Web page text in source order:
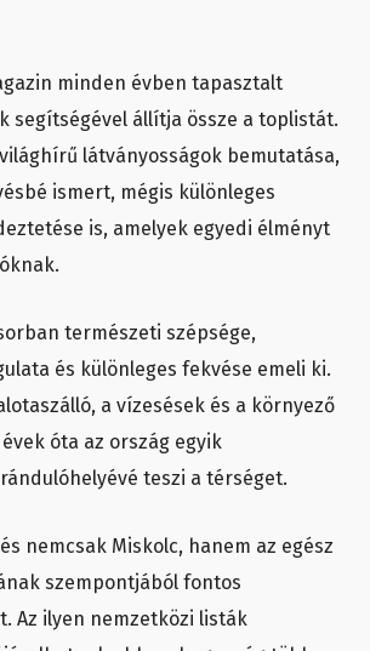
minden évben tapasztalt
segítségével állítja össze a toplistát.
látványosságok bemutatása,
ismert, mégis különleges
is, amelyek egyedi élményt
természeti szépsége,
és különleges fekvése emeli ki.
a vízesések és a környező
óta az ország egyik
teszi a térséget.
nemcsak Miskolc, hanem az egész
szempontjából fontos
Az ilyen nemzetközi listák